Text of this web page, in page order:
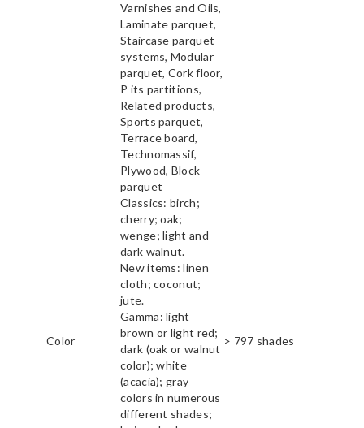
Varnishes and Oils,
Laminate parquet,
Staircase parquet
systems, Modular
parquet, Cork floor,
P its partitions,
Related products,
Sports parquet,
Terrace board,
Technomassif,
Plywood, Block
parquet
Color
Classics: birch;
cherry; oak;
wenge; light and
dark walnut.
New items: linen
cloth; coconut;
jute.
Gamma: light
brown or light red;
dark (oak or walnut
color); white
(acacia); gray
colors in numerous
different shades;
> 797 shades